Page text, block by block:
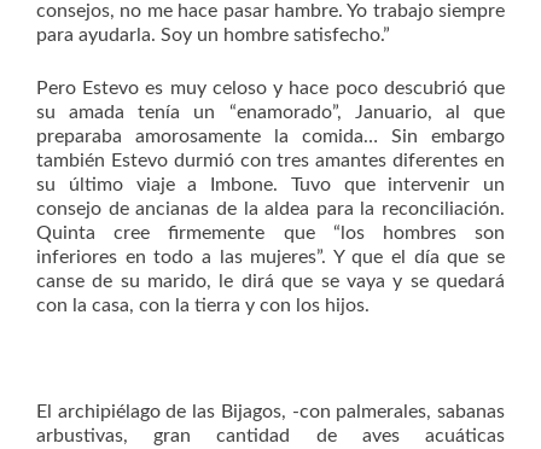
consejos, no me hace pasar hambre. Yo trabajo siempre
para ayudarla. Soy un hombre satisfecho.”
Pero Estevo es muy celoso y hace poco descubrió que
su amada tenía un “enamorado”, Januario, al que
preparaba amorosamente la comida… Sin embargo
también Estevo durmió con tres amantes diferentes en
su último viaje a Imbone. Tuvo que intervenir un
consejo de ancianas de la aldea para la reconciliación.
Quinta cree firmemente que “los hombres son
inferiores en todo a las mujeres”. Y que el día que se
canse de su marido, le dirá que se vaya y se quedará
con la casa, con la tierra y con los hijos.
El archipiélago de las Bijagos, -con palmerales, sabanas
arbustivas, gran cantidad de aves acuáticas